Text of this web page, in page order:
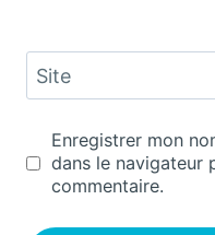
Site
Enregistrer mon
dans le navigateur
commentaire.